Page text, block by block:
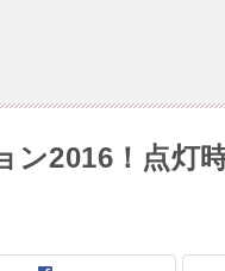
2016！点灯